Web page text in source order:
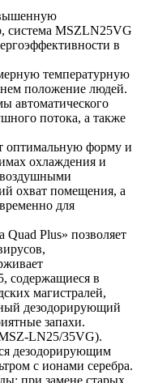
система MSZLN25VG
в
температурную
положение людей.
автоматического
потока, а также
оптимальную форму и
охлаждения и
воздушными
охват помещения, а
для
Quad Plus» позволяет
содержащиеся в
магистралей,
дезодорирующий
запахи.
LN25/35VG).
дезодорирующим
с ионами серебра.
при замене старых